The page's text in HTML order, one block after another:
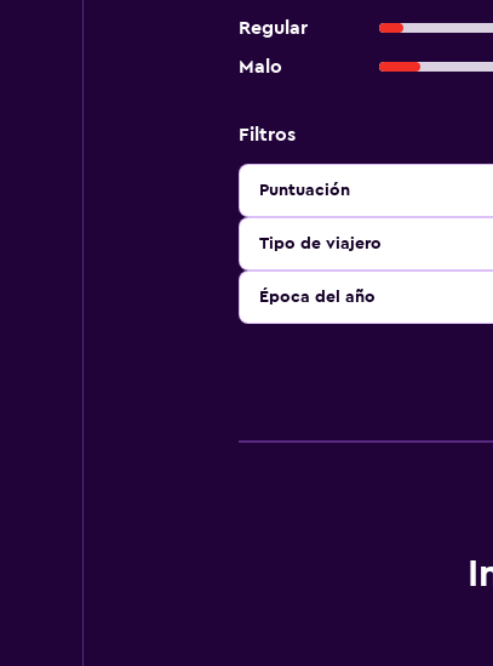
Regular
Malo
Filtros
Puntuación
Tipo de viajero
Época del año